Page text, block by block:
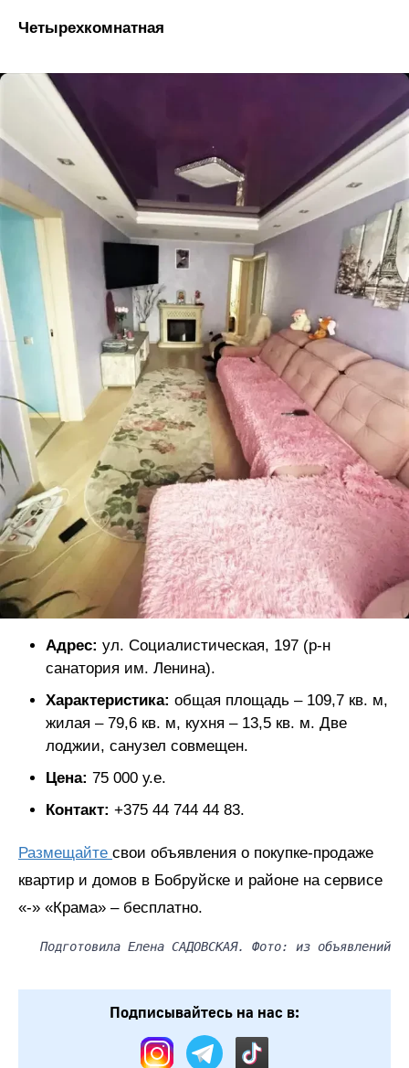
Четырехкомнатная
Адрес: ул. Социалистическая, 197 (р-н
санатория им. Ленина).
Характеристика: общая площадь – 109,7 кв. м,
жилая – 79,6 кв. м, кухня – 13,5 кв. м. Две
лоджии, санузел совмещен.
Цена: 75 000 у.е.
Контакт: +375 44 744 44 83.
Размещайте свои объявления о покупке-продаже
квартир и домов в Бобруйске и районе на сервисе
«-» «Крама» – бесплатно.
Подготовила Елена САДОВСКАЯ. Фото: из объявлений
Подписывайтесь на нас в: